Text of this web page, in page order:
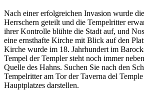
Nach einer erfolgreichen Invasion wurde
Herrschern geteilt und die Tempelritter
ihrer Kontrolle blühte die Stadt auf, und
eine ernsthafte Kirche mit Blick auf den
Kirche wurde im 18. Jahrhundert im
Tempel der Templer steht noch immer
Quelle des Hahns. Suchen Sie nach den
Tempelritter am Tor der Taverna del
Hauptplatzes darstellen.